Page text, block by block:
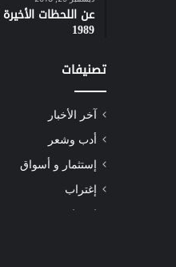
عن اللحظات
1989
تصنيفات
آخر الأخبار
أدب وشعر
إستثمار و أسواق
إغتراب
إقتصاد